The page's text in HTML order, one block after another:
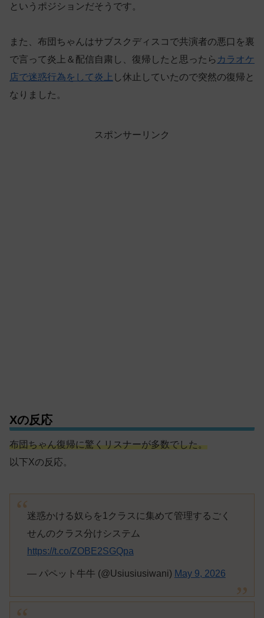
というポジションだそうです。
また、布団ちゃんはサブスクディスコで共演者の悪口を裏
で言って炎上＆配信自粛し、復帰したと思ったら カラオケ
店で迷惑行為をして炎上 し休止していたので突然の復帰と
なりました。
スポンサーリンク
Xの反応
布団ちゃん復帰に驚くリスナーが多数でした。
以下Xの反応。
迷惑かける奴らを1クラスに集めて管理するごく
せんのクラス分けシステム
https://t.co/ZOBE2SGQpa
— パペット牛牛 (@Usiusiusiwani) May 9, 2026